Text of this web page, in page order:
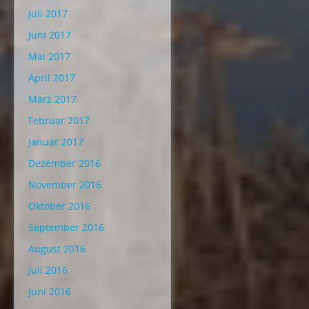
Juli 2017
Juni 2017
Mai 2017
April 2017
März 2017
Februar 2017
Januar 2017
Dezember 2016
November 2016
Oktober 2016
September 2016
August 2016
Juli 2016
Juni 2016